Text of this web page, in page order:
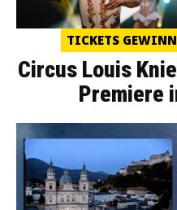
TICKETS
Circus Louis
Premiere